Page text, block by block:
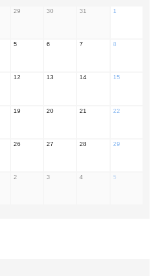
29 30 31 1
5 6 7 8
12 13 14 15
19 20 21 22
26 27 28 29
2 3 4 5